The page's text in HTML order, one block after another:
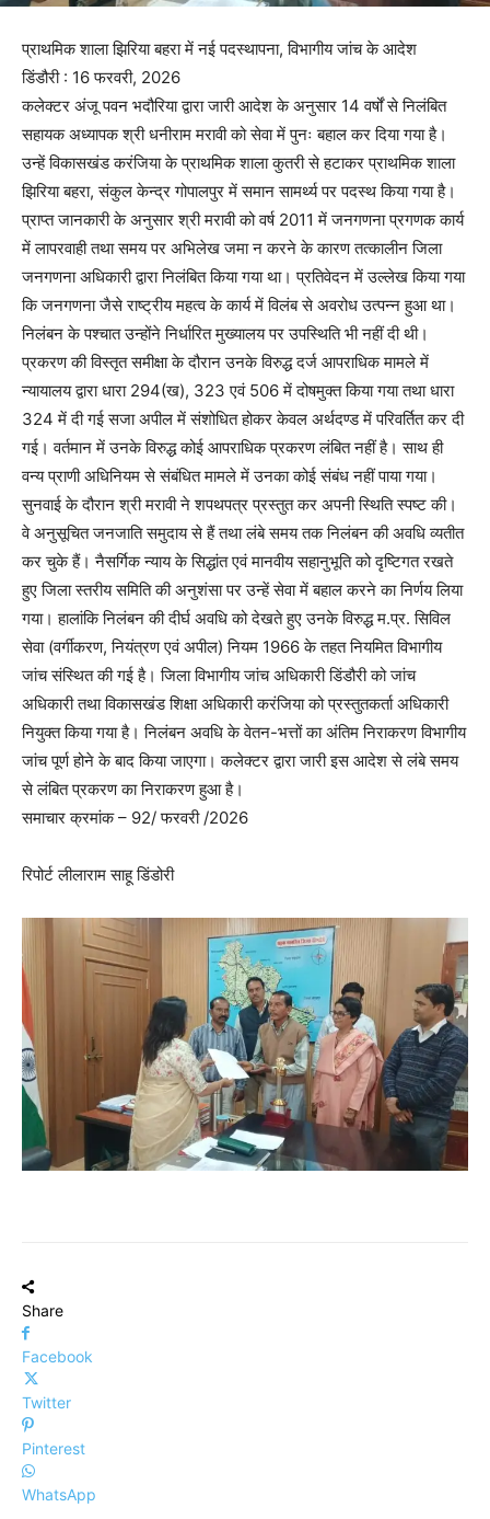
प्राथमिक शाला झिरिया बहरा में नई पदस्थापना, विभागीय जांच के आदेश
डिंडौरी : 16 फरवरी, 2026
कलेक्टर अंजू पवन भदौरिया द्वारा जारी आदेश के अनुसार 14 वर्षों से निलंबित
सहायक अध्यापक श्री धनीराम मरावी को सेवा में पुनः बहाल कर दिया गया है।
उन्हें विकासखंड करंजिया के प्राथमिक शाला कुतरी से हटाकर प्राथमिक शाला
झिरिया बहरा, संकुल केन्द्र गोपालपुर में समान सामर्थ्य पर पदस्थ किया गया है।
प्राप्त जानकारी के अनुसार श्री मरावी को वर्ष 2011 में जनगणना प्रगणक कार्य
में लापरवाही तथा समय पर अभिलेख जमा न करने के कारण तत्कालीन जिला
जनगणना अधिकारी द्वारा निलंबित किया गया था। प्रतिवेदन में उल्लेख किया गया
कि जनगणना जैसे राष्ट्रीय महत्व के कार्य में विलंब से अवरोध उत्पन्न हुआ था।
निलंबन के पश्चात उन्होंने निर्धारित मुख्यालय पर उपस्थिति भी नहीं दी थी।
प्रकरण की विस्तृत समीक्षा के दौरान उनके विरुद्ध दर्ज आपराधिक मामले में
न्यायालय द्वारा धारा 294(ख), 323 एवं 506 में दोषमुक्त किया गया तथा धारा
324 में दी गई सजा अपील में संशोधित होकर केवल अर्थदण्ड में परिवर्तित कर दी
गई। वर्तमान में उनके विरुद्ध कोई आपराधिक प्रकरण लंबित नहीं है। साथ ही
वन्य प्राणी अधिनियम से संबंधित मामले में उनका कोई संबंध नहीं पाया गया।
सुनवाई के दौरान श्री मरावी ने शपथपत्र प्रस्तुत कर अपनी स्थिति स्पष्ट की।
वे अनुसूचित जनजाति समुदाय से हैं तथा लंबे समय तक निलंबन की अवधि व्यतीत
कर चुके हैं। नैसर्गिक न्याय के सिद्धांत एवं मानवीय सहानुभूति को दृष्टिगत रखते
हुए जिला स्तरीय समिति की अनुशंसा पर उन्हें सेवा में बहाल करने का निर्णय लिया
गया। हालांकि निलंबन की दीर्घ अवधि को देखते हुए उनके विरुद्ध म.प्र. सिविल
सेवा (वर्गीकरण, नियंत्रण एवं अपील) नियम 1966 के तहत नियमित विभागीय
जांच संस्थित की गई है। जिला विभागीय जांच अधिकारी डिंडौरी को जांच
अधिकारी तथा विकासखंड शिक्षा अधिकारी करंजिया को प्रस्तुतकर्ता अधिकारी
नियुक्त किया गया है। निलंबन अवधि के वेतन-भत्तों का अंतिम निराकरण विभागीय
जांच पूर्ण होने के बाद किया जाएगा। कलेक्टर द्वारा जारी इस आदेश से लंबे समय
से लंबित प्रकरण का निराकरण हुआ है।
समाचार क्रमांक – 92/ फरवरी /2026
रिपोर्ट लीलाराम साहू डिंडोरी
Share
Facebook
Twitter
Pinterest
WhatsApp